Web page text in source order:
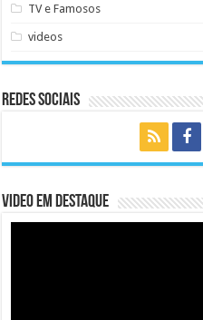
TV e Famosos
videos
Redes Sociais
Video em Destaque